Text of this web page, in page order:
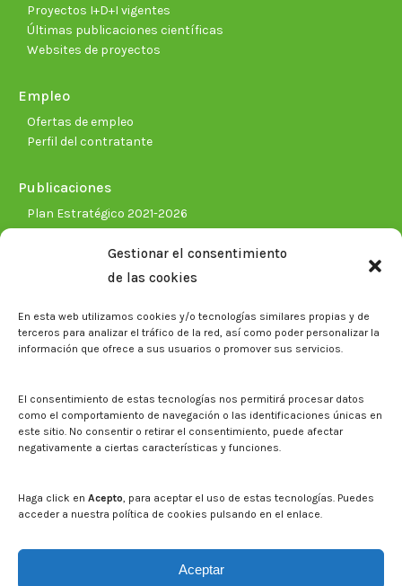
Gestionar el consentimiento
de las cookies
En esta web utilizamos cookies y/o tecnologías similares propias y de
terceros para analizar el tráfico de la red, así como poder personalizar la
información que ofrece a sus usuarios o promover sus servicios.
El consentimiento de estas tecnologías nos permitirá procesar datos
como el comportamiento de navegación o las identificaciones únicas en
este sitio. No consentir o retirar el consentimiento, puede afectar
negativamente a ciertas características y funciones.
Haga click en Acepto, para aceptar el uso de estas tecnologías. Puedes
acceder a nuestra política de cookies pulsando en el enlace.
Aceptar
Proyectos I+D+I vigentes
Últimas publicaciones científicas
Websites de proyectos
Empleo
Ofertas de empleo
Perfil del contratante
Publicaciones
Plan Estratégico 2021-2026
Memorias corporativas
Biblioteca. Repositorio CITAREA
Noticias
Eventos
Boletín electrónico cita2
Contacto
Buscar en la web del CITA